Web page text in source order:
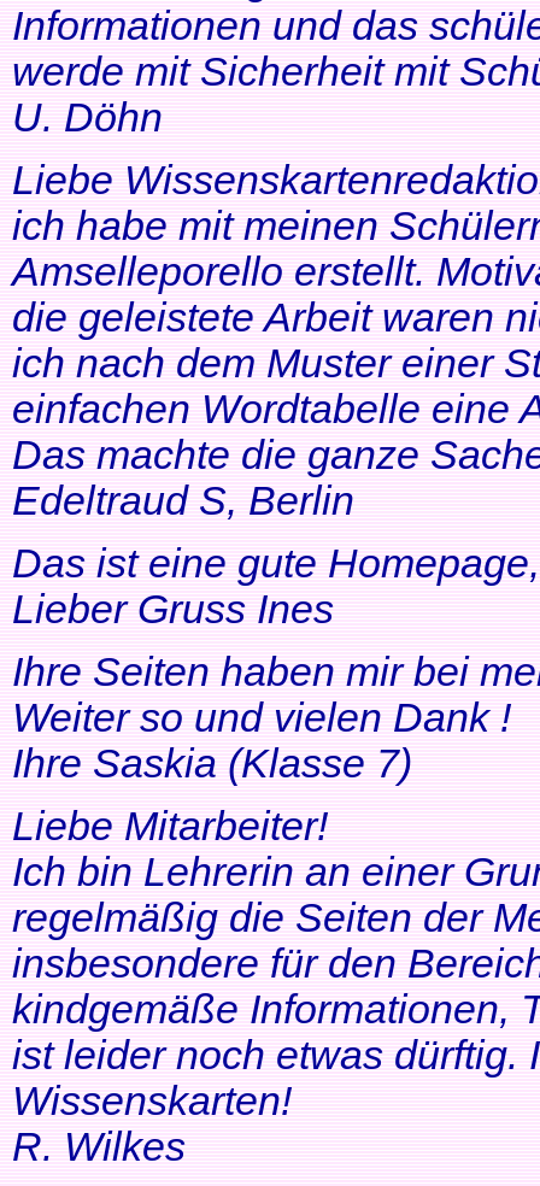
Informationen und das
werde mit Sicherheit mit
U. Döhn
Liebe
ich habe mit meinen
Amselleporello erstellt.
die geleistete Arbeit waren
ich nach dem Muster einer
einfachen Wordtabelle eine
Das machte die ganze
Edeltraud S, Berlin
Das ist eine gute
Lieber Gruss Ines
Ihre Seiten haben mir bei
Weiter so und vielen Dank !
Ihre Saskia (Klasse 7)
Liebe Mitarbeiter!
Ich bin Lehrerin an einer
regelmäßig die Seiten der
insbesondere für den
kindgemäße Informationen,
ist leider noch etwas dürftig.
Wissenskarten!
R. Wilkes